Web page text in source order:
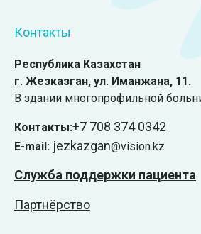
Контакты
Республика Казахстан
г. Жезказган, ул. Иманжана, 11.
В здании многопрофильной
Контакты:+7 708 374 0342
E-mail: jezkazgan@vision.kz
Служба поддержки пациента
Партнёрство